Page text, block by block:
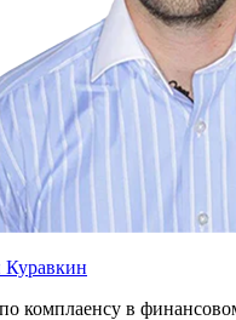
комплаенсу в